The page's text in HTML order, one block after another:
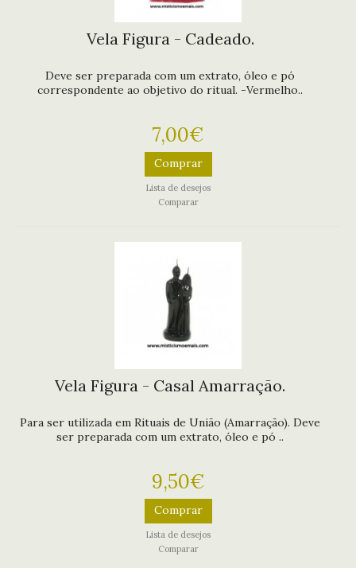
Vela Figura - Cadeado.
Deve ser preparada com um extrato, óleo e pó
correspondente ao objetivo do ritual. -Vermelho..
7,00€
Comprar
Lista de desejos
Comparar
Vela Figura - Casal Amarração.
Para ser utilizada em Rituais de União (Amarração). Deve
ser preparada com um extrato, óleo e pó ..
9,50€
Comprar
Lista de desejos
Comparar